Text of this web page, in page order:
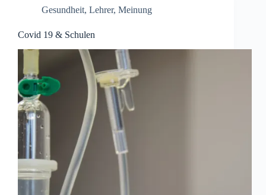
Gesundheit, Lehrer, Meinung
Covid 19 & Schulen